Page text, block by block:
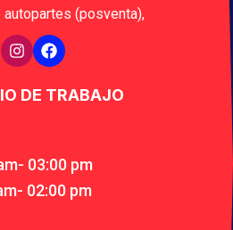
(posventa),
DE TRABAJO
03:00 pm
02:00 pm